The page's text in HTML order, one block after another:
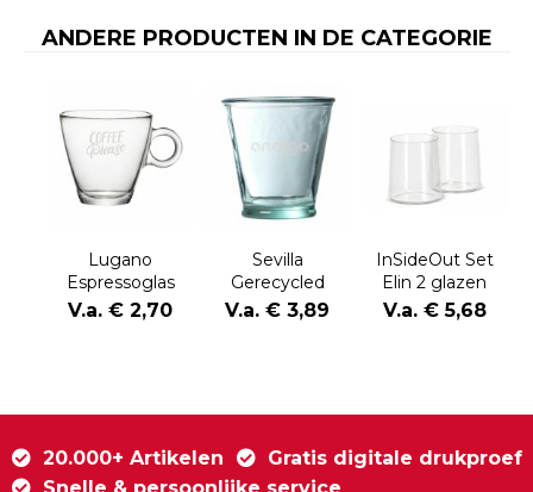
ANDERE PRODUCTEN IN DE CATEGORIE
Lugano
Espressoglas
100 ml
V.a. € 2,70
Sevilla
Gerecycled
Waterglas 220
V.a. € 3,89
InSideOut Set
Elin 2 glazen
V.a. € 5,68
20.000+ Artikelen
Gratis digitale drukproef